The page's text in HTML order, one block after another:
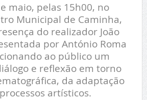
maio, pelas 15h00, no
Municipal de Caminha,
do realizador João
por António Roma
ao público um
e reflexão em torno
da adaptação
artísticos.